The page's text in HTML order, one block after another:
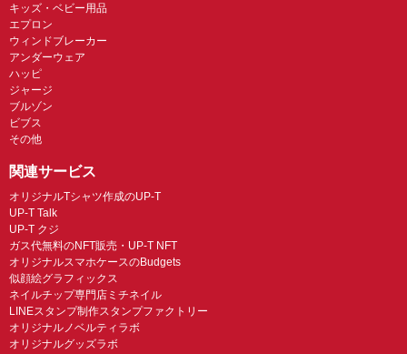
キッズ・ベビー用品
エプロン
ウィンドブレーカー
アンダーウェア
ハッピ
ジャージ
ブルゾン
ビブス
その他
関連サービス
オリジナルTシャツ作成のUP-T
UP-T Talk
UP-T クジ
ガス代無料のNFT販売・UP-T NFT
オリジナルスマホケースのBudgets
似顔絵グラフィックス
ネイルチップ専門店ミチネイル
LINEスタンプ制作スタンプファクトリー
オリジナルノベルティラボ
オリジナルグッズラボ